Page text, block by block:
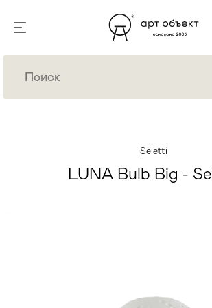
Seletti
LUNA Bulb Big -